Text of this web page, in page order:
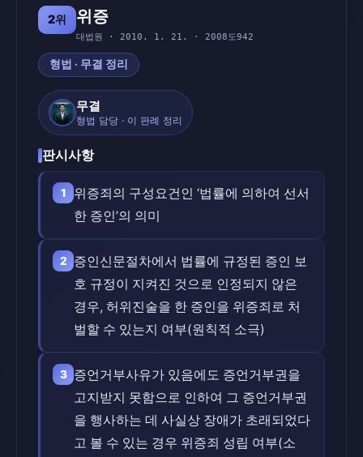
2위 위증
대법원 · 2010. 1. 21. · 2008도942
형법 · 무결 정리
무결
형법 담당 · 이 판례 정리
판시사항
1
위증죄의 구성요건인 ‘법률에 의하여 선서
한 증인’의 의미
2 증인신문절차에서 법률에 규정된 증인 보
호 규정이 지켜진 것으로 인정되지 않은
경우, 허위진술을 한 증인을 위증죄로 처
벌할 수 있는지 여부(원칙적 소극)
3 증언거부사유가 있음에도 증언거부권을
고지받지 못함으로 인하여 그 증언거부권
을 행사하는 데 사실상 장애가 초래되었다
고 볼 수 있는 경우 위증죄 성립 여부(소